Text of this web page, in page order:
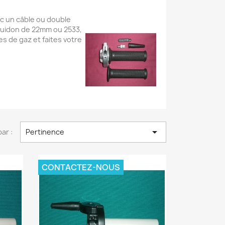
un câble ou double
de 22mm ou 2533,
de gaz et faites votre
: Pertinence 
CONTACTEZ-NOUS